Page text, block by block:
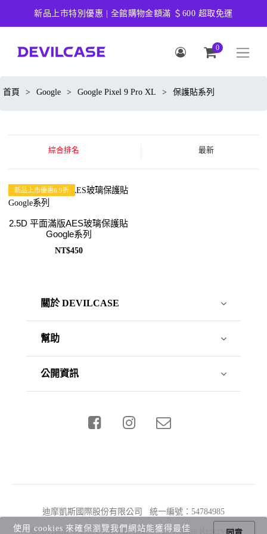
新品上市特別優惠 | 全館購物金額滿 ＄600 超取免運
0
首頁 > Google > Google Pixel 9 Pro XL > 保護貼系列
綜合排名 最新
新品上市優惠6.9折
2.5D 平面滿版AES玻璃保護貼
Google系列
NT$450
關於 DEVILCASE
幫助
公開資訊
迪摩凱斯國際股份有限公司 統一編號：54784985
Copyright © 2026 DEVILCASE All Rights Reserved.
使用 cookies 來確保瀏覽我們網站能獲得最佳